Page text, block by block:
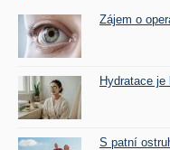
Zájem o
Hydratace je
S patní